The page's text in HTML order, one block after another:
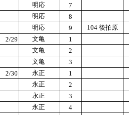
明応
7
明応
8
明応 9
104 後拍原
2/29 文亀
1
文亀
2
文亀
3
2/30 永正
1
永正
2
永正
3
永正
4